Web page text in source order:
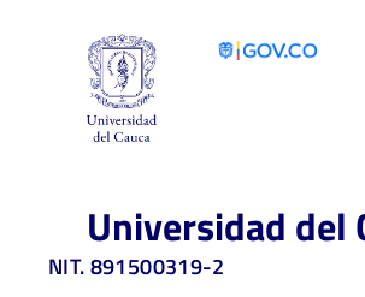
Universidad del
NIT. 891500319-2